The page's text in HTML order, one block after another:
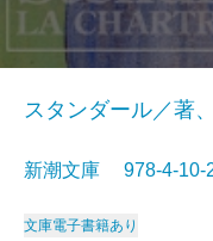
スタンダール／著
新潮文庫 978-4-
文庫電子書籍あり